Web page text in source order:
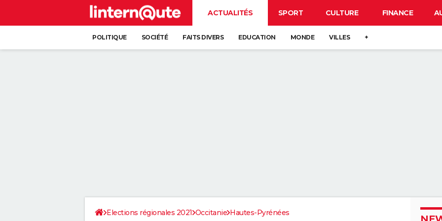
ACTUALITÉS SPORT CULTURE FINANCE
POLITIQUE SOCIÉTÉ FAITS DIVERS EDUCATION MONDE VILLES +
Elections régionales 2021 Occitanie Hautes-Pyrénées